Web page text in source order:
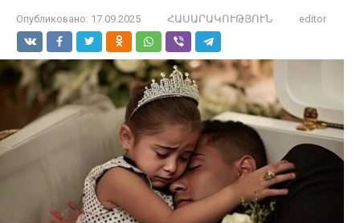
Опубликовано: 17.09.2025 ՀԱՍԱՐԱԿՈՒԹՅՈՒՆ editor